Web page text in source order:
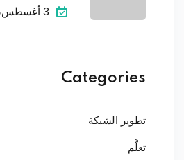
3 أغسطس، 2025
Categories
تطوير الشبكة
تعلُّم